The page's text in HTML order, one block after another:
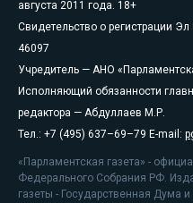
августа 2011 года. 18+
Свидетельство о регистрации
46097
Учредитель — АНО
Исполняющий обязанности
редактора — Абдуллаев М.Р.
Тел.: +7 (495) 637–69–79 E-mail:
«Парламентская газета» -
Федерального Собрания РФ.
газеты - Государственная